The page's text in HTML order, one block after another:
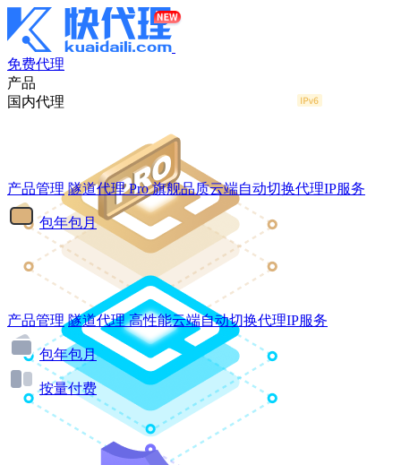
免费代理
产品
国内代理
产品管理 隧道代理Pro 旗舰品质云端自动切换代理IP服务
包年包月
产品管理 隧道代理 高性能云端自动切换代理IP服务
包年包月
按量付费